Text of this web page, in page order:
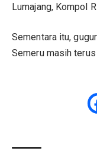
Lumajang, Kompol
Sementara itu,
Semeru masih